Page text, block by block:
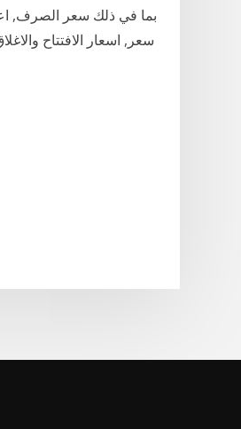
سعر, اسعار الافتتاح